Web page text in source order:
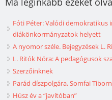
Fóti Péter: Valódi demokratikus
diákönkormányzatok helyett
A nyomor széle. Bejegyzések L.
L. Ritók Nóra: A pedagógusok
Szerzőinknek
Parád díszpolgára, Somfai
Húsz év a “javítóban”